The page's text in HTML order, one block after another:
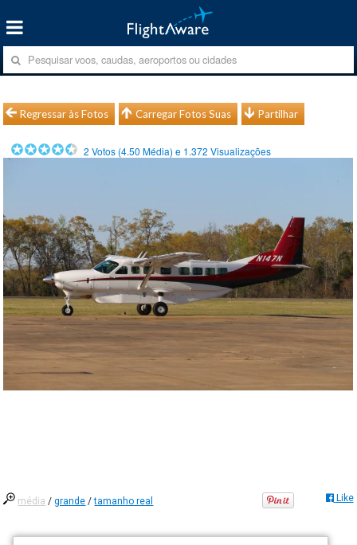
Regressar às Fotos Carregar Fotos Suas Partilhar
2 Votos (4.50 Média) e 1.372 Visualizações
média /grande /tamanho real Like